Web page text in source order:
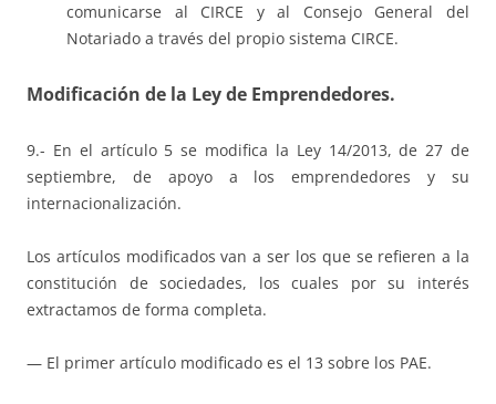
comunicarse al CIRCE y al Consejo General del
Notariado a través del propio sistema CIRCE.
Modificación de la Ley de Emprendedores.
9.- En el artículo 5 se modifica la Ley 14/2013, de 27 de
septiembre, de apoyo a los emprendedores y su
internacionalización.
Los artículos modificados van a ser los que se refieren a la
constitución de sociedades, los cuales por su interés
extractamos de forma completa.
— El primer artículo modificado es el 13 sobre los PAE.